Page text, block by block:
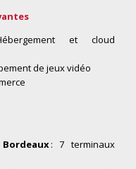
et cloud
de jeux vidéo
: 7 terminaux